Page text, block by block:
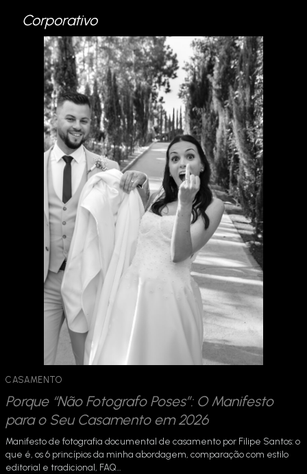
Corporativo
CASAMENTO
Porque “Não Fotografo Poses”: O Manifesto
para o Seu Casamento em 2026
Manifesto de fotografia documental de casamento por Filipe Santos: o
que é, os 6 princípios da minha abordagem, comparação com estilo
editorial e tradicional, FAQ…